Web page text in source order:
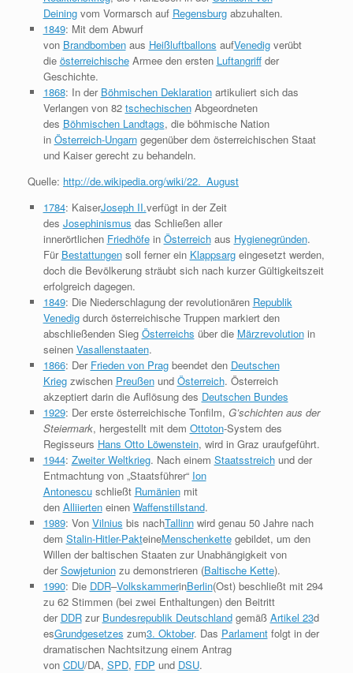
Deiningvom Vormarsch auf Regensburgabzuhalten.
1849: Mit dem Abwurf
von Brandbombenaus Heißluftballons aufVenedigverübt
die österreichischeArmee den ersten Luftangriffder
Geschichte.
1868: In der Böhmischen Deklarationartikuliert sich das
Verlangen von 82 tschechischenAbgeordneten
des Böhmischen Landtags, die böhmische Nation
in Österreich-Ungarngegenüber dem österreichischen Staat
und Kaiser gerecht zu behandeln.
Quelle: http://de.wikipedia.org/wiki/22._August
1784: KaiserJoseph II.verfügt in der Zeit
des Josephinismus das Schließen aller
innerörtlichen Friedhöfein Österreichaus Hygienegründen.
Für Bestattungensoll ferner ein Klappsargeingesetzt werden,
doch die Bevölkerung sträubt sich nach kurzer Gültigkeitszeit
erfolgreich dagegen.
1849: Die Niederschlagung der revolutionären Republik
Venedigdurch österreichische Truppen markiert den
abschließenden Sieg Österreichs über die Märzrevolutionin
seinen Vasallenstaaten.
1866: Der Frieden von Pragbeendet den Deutschen
Kriegzwischen Preußenund Österreich. Österreich
akzeptiert darin die Auflösung des Deutschen Bundes
1929: Der erste österreichische Tonfilm, G’schichten aus der
Steiermark, hergestellt mit dem Ottoton-System des
Regisseurs Hans Otto Löwenstein, wird in Graz uraufgeführt.
1944: Zweiter Weltkrieg. Nach einem Staatsstreichund der
Entmachtung von „Staatsführer“ Ion
Antonescuschließt Rumänienmit
den Alliierteneinen Waffenstillstand.
1989: Von Vilnius bis nachTallinnwird genau 50 Jahre nach
dem Stalin-Hitler-PakteineMenschenkettegebildet, um den
Willen der baltischen Staaten zur Unabhängigkeit von
derSowjetunionzu demonstrieren (Baltische Kette).
1990: Die DDR–VolkskammerinBerlin(Ost) beschließt mit 294
zu 62 Stimmen (bei zwei Enthaltungen) den Beitritt
der DDRzur Bundesrepublik Deutschlandgemäß Artikel 23d
esGrundgesetzes zum3. Oktober. Das Parlamentfolgt in der
dramatischen Nachtsitzung einem Antrag
von CDU/DA, SPD, FDP und DSU.